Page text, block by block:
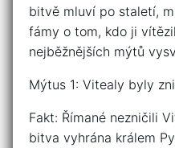
bitvě mluví po staletí,
fámy o tom, kdo ji
nejběžnějších mýtů
Mýtus 1: Vitealy byly
Fakt: Římané nezničili
bitva vyhrána králem